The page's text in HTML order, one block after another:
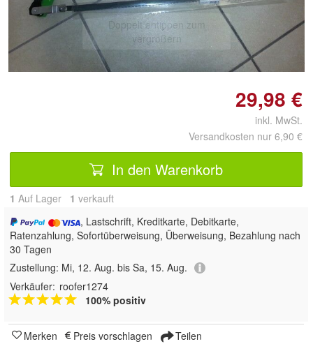
Doppelt antippen zum
vergrößern
29,98 €
inkl. MwSt.
Versandkosten nur 6,90 €
In den Warenkorb
1 Auf Lager 1 verkauft
, Lastschrift, Kreditkarte, Debitkarte,
Ratenzahlung, Sofortüberweisung, Überweisung, Bezahlung nach
30 Tagen
Zustellung: Mi, 12. Aug. bis Sa, 15. Aug.
Verkäufer: roofer1274
100% positiv
Merken Preis vorschlagen Teilen